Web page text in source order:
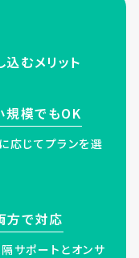
むメリット
規模でもOK
応じてプランを選
方で対応
サポートとオンサ